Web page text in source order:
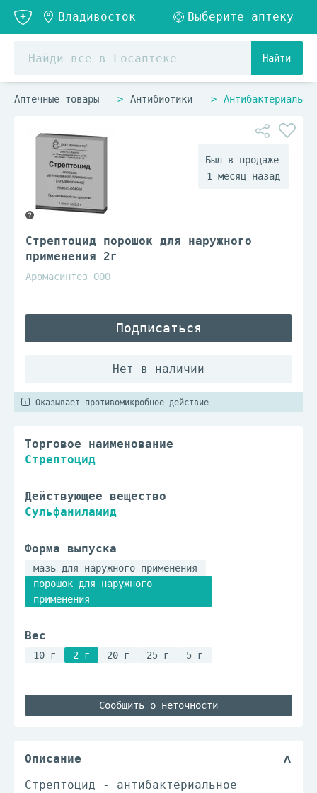
Найти
Аптечные товары Антибиотики
Стрептоцид порошок для наружного
применения 2г
Аромасинтез ООО
1 месяц назад
Подписаться
Оказывает противомикробное действие
Торговое наименование
Стрептоцид
Действующее вещество
Сульфаниламид
Форма выпуска
мазь для наружного применения
порошок для наружного
применения
Вес
10 г 2 г 20 г 25 г 5 г
Сообщить о неточности
Описание
Стрептоцид - антибактериальное